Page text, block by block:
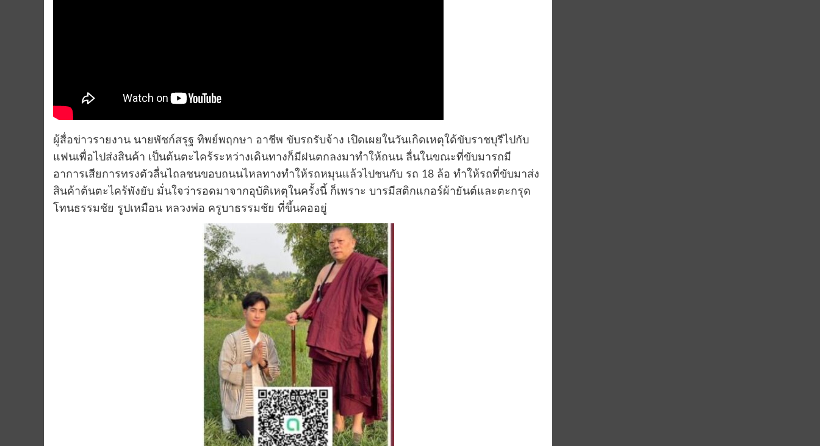
ผู้สื่อข่าวรายงาน นายพัชก์สรุฐ ทิพย์พฤกษา อาชีพ ขับรถรับจ้าง เปิดเผยในวันเกิดเหตุใด้ขับราชบุรีไปกับ
แฟนเพื่อไปส่งสินค้า เป็นต้นตะไคร้ระหว่างเดินทางก็มีฝนตกลงมาทำให้ถนน ลื่นในขณะที่ขับมารถมี
อาการเสียการทรงตัวลื่นไถลชนขอบถนนไหลทางทำให้รถหมุนแล้วไปชนกับ รถ 18 ล้อ ทำให้รถที่ขับมาส่ง
สินค้าต้นตะไคร้พังยับ มั่นใจว่ารอดมาจากอุบัติเหตุในครั้งนี้ ก็เพราะ บารมีสติกแกอร์ผ้ายันต์และตะกรุด
โทนธรรมชัย รูปเหมือน หลวงพ่อ ครูบาธรรมชัย ที่ขึ้นคออยู่